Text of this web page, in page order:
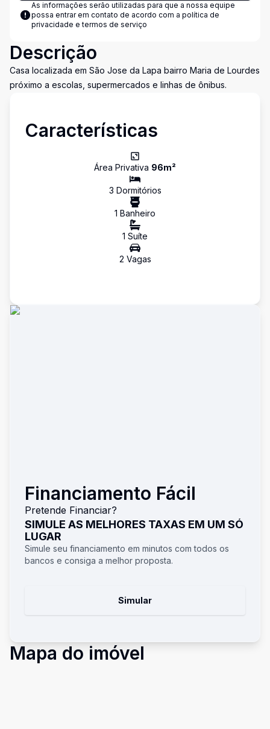
As informações serão utilizadas para que a nossa equipe
possa entrar em contato de acordo com a política de
privacidade e termos de serviço
Descrição
Casa localizada em São Jose da Lapa bairro Maria de Lourdes
próximo a escolas, supermercados e linhas de ônibus.
Características
Área Privativa 96m²
3 Dormitórios
1 Banheiro
1 Suíte
2 Vagas
Financiamento Fácil
Pretende Financiar?
SIMULE AS MELHORES TAXAS EM UM SÓ
LUGAR
Simule seu financiamento em minutos com todos os
bancos e consiga a melhor proposta.
Simular
Mapa do imóvel